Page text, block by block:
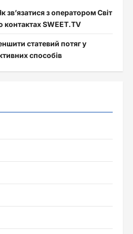
зв’язатися з оператором Світ
контактах SWEET.TV
статевий потяг у
способів